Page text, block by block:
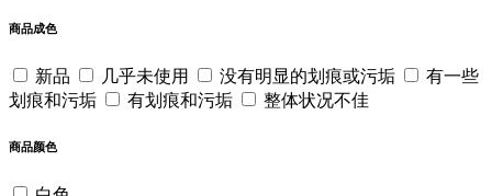
商品成色
新品 几乎未使用 没有明显的划痕或污垢
有一些
划痕和污垢
有划痕和污垢 整体状况不佳
商品颜色